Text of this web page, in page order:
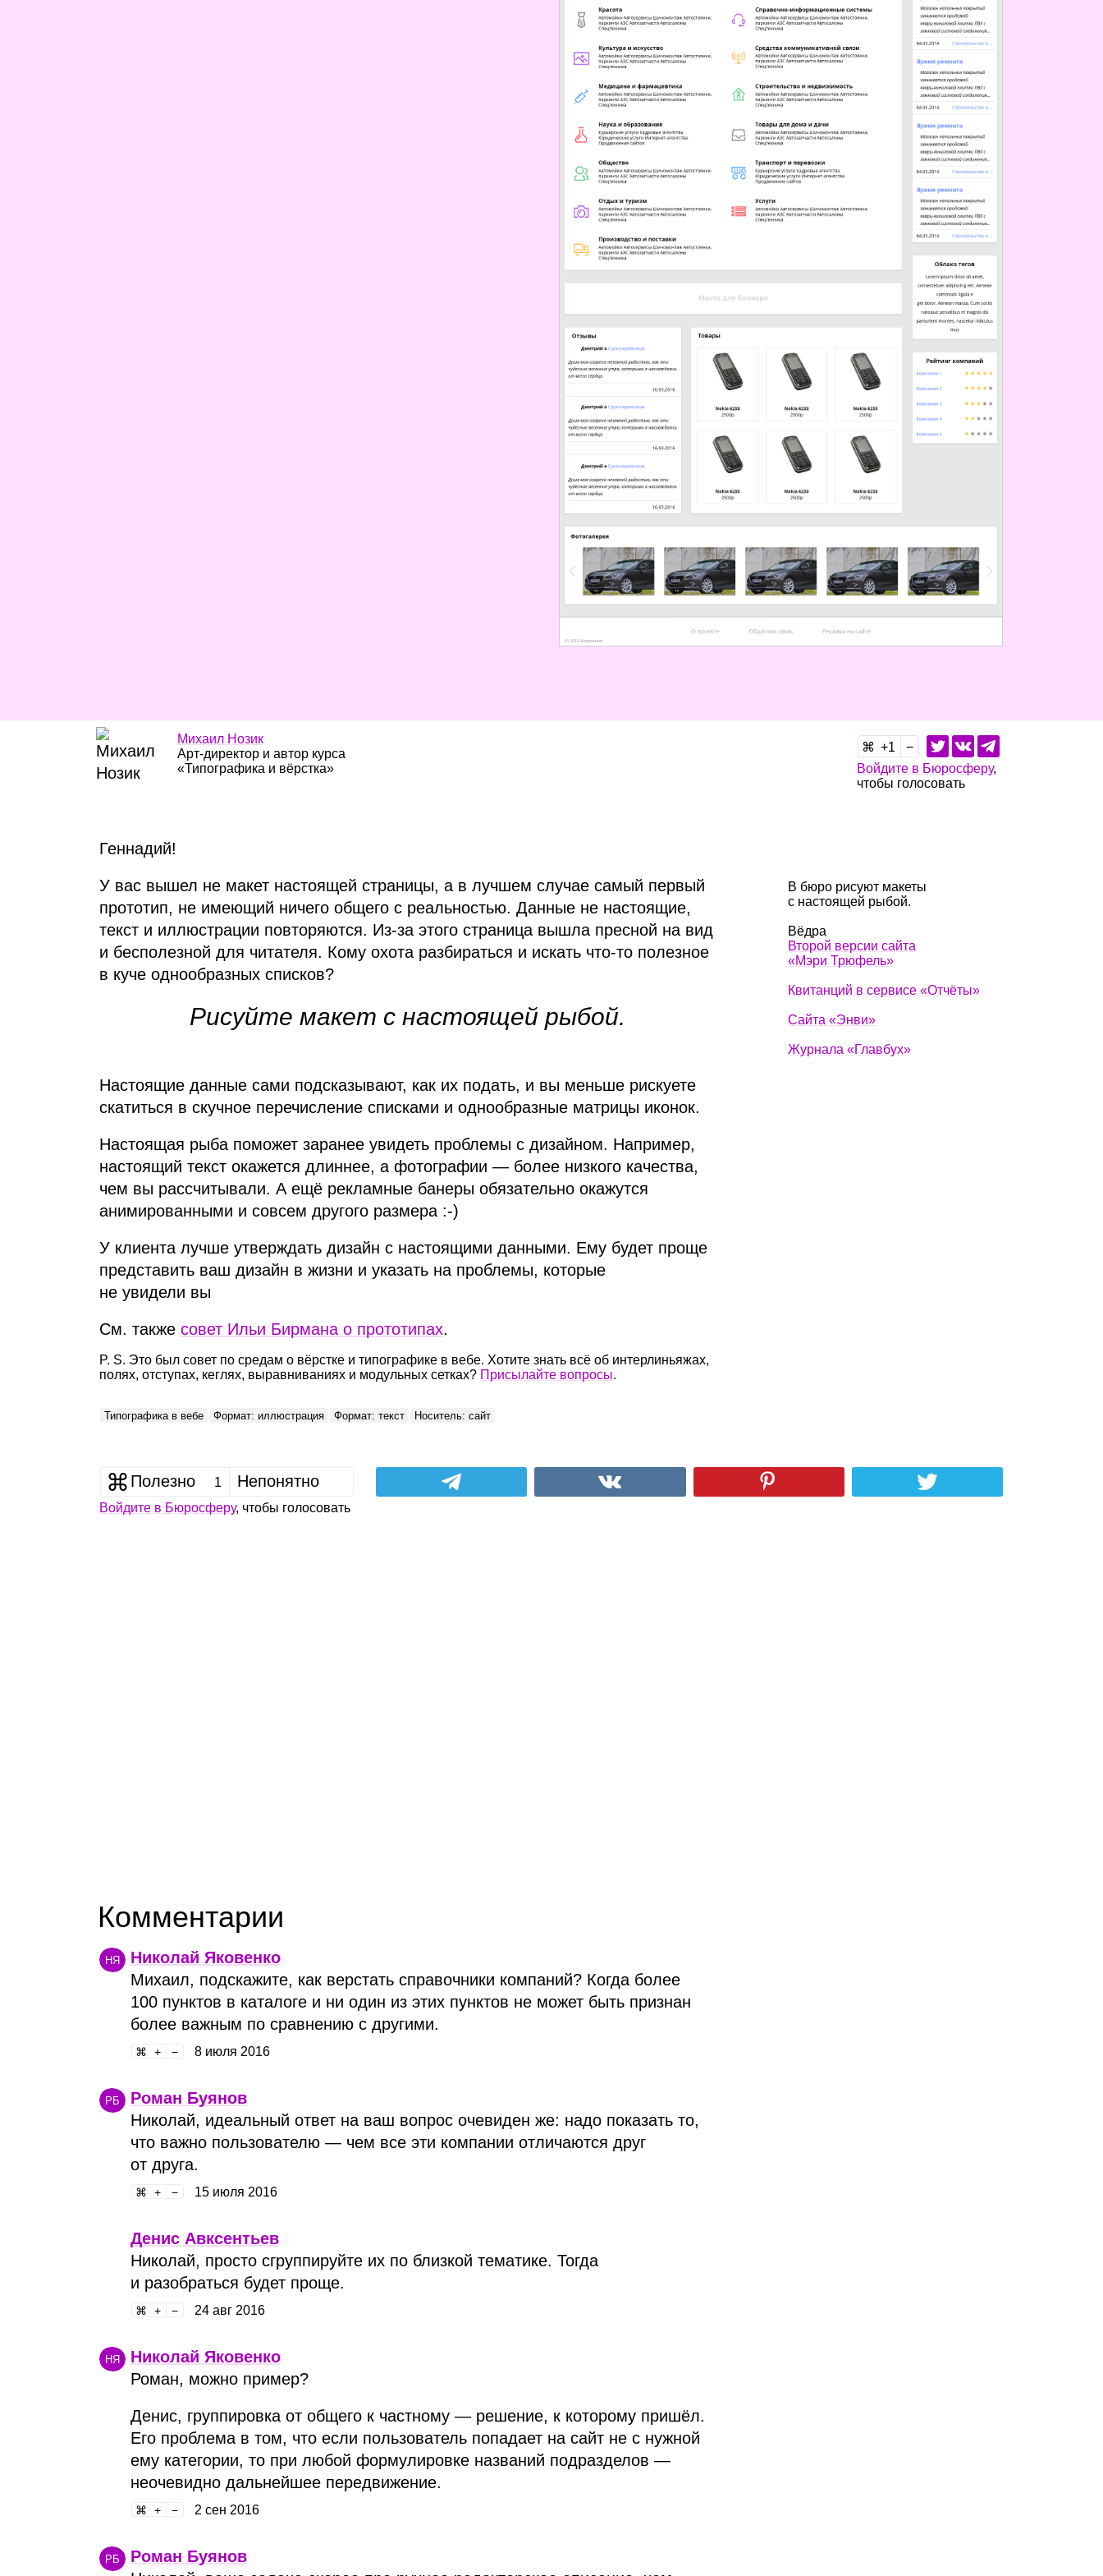
Михаил Нозик
Арт‑директор и автор курса
«Типографика и вёрстка»
1
Войдите в Бюросферу,
чтобы голосовать
Геннадий!
В бюро рисуют макеты
с настоящей рыбой.
Вёдра
Второй версии сайта
«Мэри Трюфель»
Квитанций в сервисе «Отчёты»
Сайта «Энви»
Журнала «Главбух»
У вас вышел не макет настоящей страницы, а в лучшем случае самый первый
прототип, не имеющий ничего общего с реальностью. Данные не настоящие,
текст и иллюстрации повторяются. Из‑за этого страница вышла пресной на вид
и бесполезной для читателя. Кому охота разбираться и искать что‑то полезное
в куче однообразных списков?
Рисуйте макет с настоящей рыбой.
Настоящие данные сами подсказывают, как их подать, и вы меньше рискуете
скатиться в скучное перечисление списками и однообразные матрицы иконок.
Настоящая рыба поможет заранее увидеть проблемы с дизайном. Например,
настоящий текст окажется длиннее, а фотографии — более низкого качества,
чем вы рассчитывали. А ещё рекламные банеры обязательно окажутся
анимированными и совсем другого размера :‑)
У клиента лучше утверждать дизайн с настоящими данными. Ему будет проще
представить ваш дизайн в жизни и указать на проблемы, которые
не увидели вы
См. также совет Ильи Бирмана о прототипах.
P. S. Это был совет по средам о вёрстке и типографике в вебе. Хотите знать всё об интерлиньяжах,
полях, отступах, кеглях, выравниваниях и модульных сетках? Присылайте вопросы.
Типографика в вебе Формат: иллюстрация Формат: текст Носитель: сайт
Полезно 1 Непонятно
Войдите в Бюросферу, чтобы голосовать
Комментарии
НЯ
Николай Яковенко
Михаил, подскажите, как верстать справочники компаний? Когда более
100 пунктов в каталоге и ни один из этих пунктов не может быть признан
более важным по сравнению с другими.
8 июля 2016
РБ
Роман Буянов
Николай, идеальный ответ на ваш вопрос очевиден же: надо показать то,
что важно пользователю — чем все эти компании отличаются друг
от друга.
15 июля 2016
Денис Авксентьев
Николай, просто сгруппируйте их по близкой тематике. Тогда
и разобраться будет проще.
24 авг 2016
НЯ
Николай Яковенко
Роман, можно пример?
Денис, группировка от общего к частному — решение, к которому пришёл.
Его проблема в том, что если пользователь попадает на сайт не с нужной
ему категории, то при любой формулировке названий подразделов —
неочевидно дальнейшее передвижение.
2 сен 2016
РБ
Роман Буянов